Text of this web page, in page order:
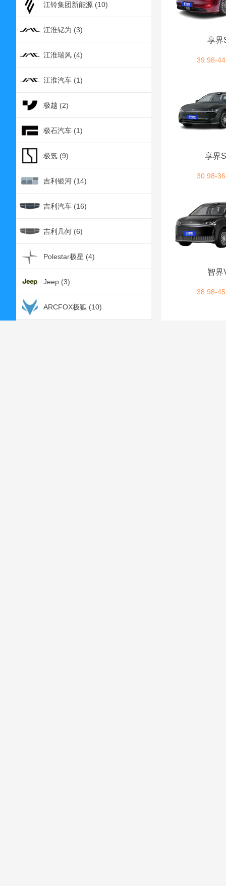
江铃集团新能源 (10)
江淮钇为 (3)
江淮瑞风 (4)
江淮汽车 (1)
极越 (2)
极石汽车 (1)
极氪 (9)
吉利银河 (14)
吉利汽车 (16)
吉利几何 (6)
Polestar极星 (4)
Jeep (3)
ARCFOX极狐 (10)
享界
39.98-
享界
30.98-
智界
38.98-